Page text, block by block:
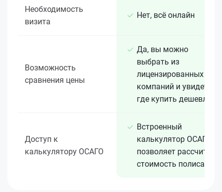
Необходимость
визита
Нет, всё онлайн
Возможность
сравнения цены
Да, вы можно
выбрать из
лицензированных 15+
компаний и увидеть,
где купить дешевле
Доступ к
калькулятору ОСАГО
Встроенный
калькулятор ОСАГО
позволяет рассчитать
стоимость полиса